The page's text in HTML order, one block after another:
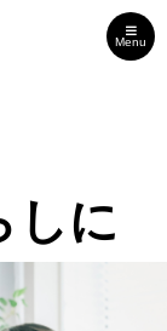
Menu
しに
しに
しに